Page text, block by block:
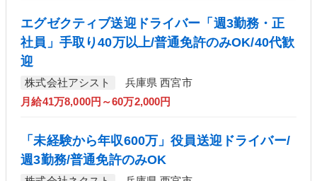
エグゼクティブ送迎ドライバー「週3勤務・正
社員」手取り40万以上/普通免許のみOK/40代歓
迎
株式会社アシスト
兵庫県 西宮市
月給41万8,000円～60万2,000円
「未経験から年収600万」役員送迎ドライバー/
週3勤務/普通免許のみOK